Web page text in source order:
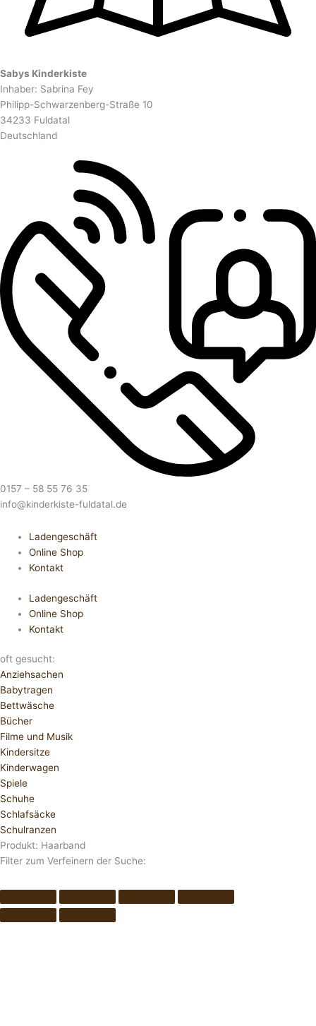
Sabys Kinderkiste
Inhaber: Sabrina Fey
Philipp-Schwarzenberg-Straße 10
34233 Fuldatal
Deutschland
0157 – 58 55 76 35
info@kinderkiste-fuldatal.de
Ladengeschäft
Online Shop
Kontakt
Ladengeschäft
Online Shop
Kontakt
oft gesucht:
Anziehsachen
Babytragen
Bettwäsche
Bücher
Filme und Musik
Kindersitze
Kinderwagen
Spiele
Schuhe
Schlafsäcke
Schulranzen
Produkt: Haarband
Filter zum Verfeinern der Suche: